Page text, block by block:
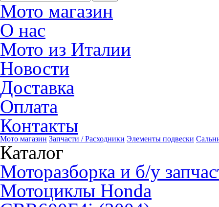
Мото магазин
О нас
Мото из Италии
Новости
Доставка
Оплата
Контакты
Мото магазин Запчасти / Расходники Элементы подвески
Каталог
Моторазборка и б/у
Мотоциклы Honda